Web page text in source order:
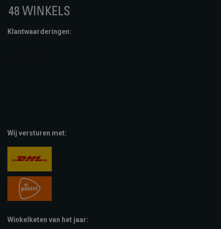
Klantwaarderingen:
Wij versturen met:
Winkelketen van het jaar: